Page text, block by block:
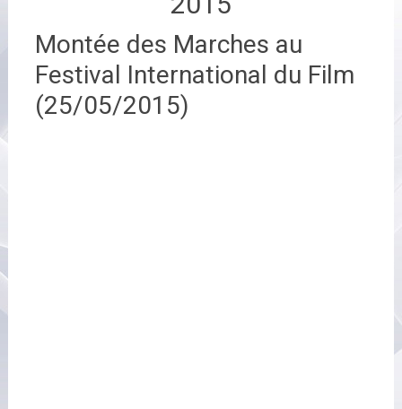
Montée des Marches au
Festival International du Film
(25/05/2015)